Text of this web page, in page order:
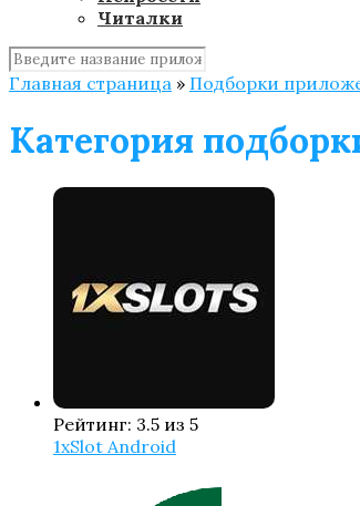
Читалки
Главная страница » Подборки
Категория
Рейтинг: 3.5 из 5
1xSlot Android